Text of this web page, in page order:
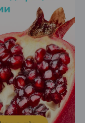
РЕКЛАМА НА САЙТЕ